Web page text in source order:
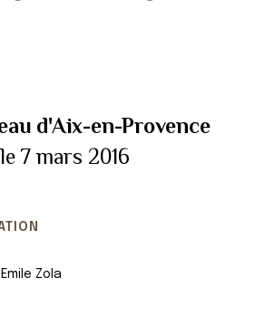
d'Aix-en-Provence
7 mars 2016
Zola